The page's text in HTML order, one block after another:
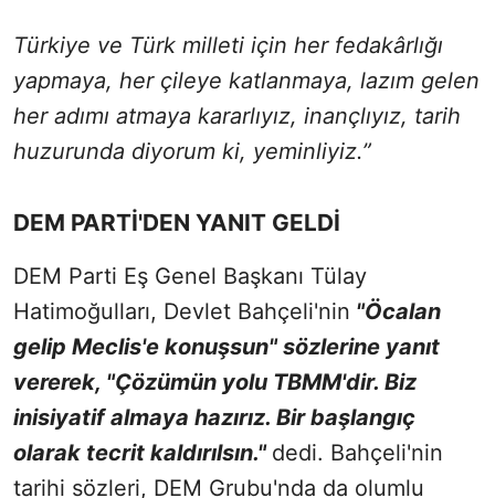
Türkiye ve Türk milleti için her fedakârlığı
yapmaya, her çileye katlanmaya, lazım gelen
her adımı atmaya kararlıyız, inançlıyız, tarih
huzurunda diyorum ki, yeminliyiz.”
DEM PARTİ'DEN YANIT GELDİ
DEM Parti Eş Genel Başkanı Tülay
Hatimoğulları, Devlet Bahçeli'nin "Öcalan
gelip Meclis'e konuşsun" sözlerine yanıt
vererek, "Çözümün yolu TBMM'dir. Biz
inisiyatif almaya hazırız. Bir başlangıç
olarak tecrit kaldırılsın." dedi. Bahçeli'nin
tarihi sözleri, DEM Grubu'nda da olumlu